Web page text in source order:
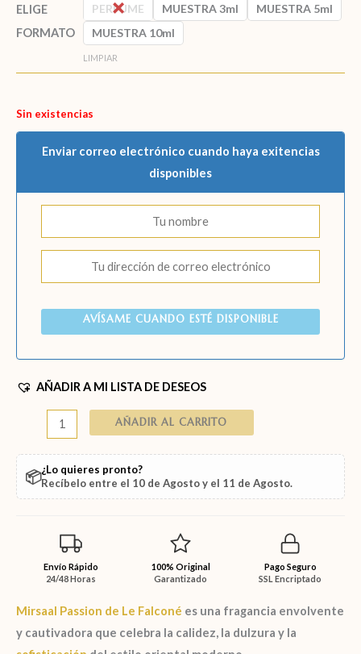
ELIGE
FORMATO
PERFUME MUESTRA 3ml
MUESTRA 5ml
MUESTRA 10ml
LIMPIAR
Sin existencias
Enviar correo electrónico cuando haya exitencias
disponibles
AVÍSAME CUANDO ESTÉ DISPONIBLE
AÑADIR A MI LISTA DE DESEOS
AÑADIR AL CARRITO
📦¿Lo quieres pronto?
Recíbelo entre el 10 de Agostoy el 11 de Agosto.
Envío Rápido
24/48 Horas
100% Original
Garantizado
Pago Seguro
SSL Encriptado
Mirsaal Passion de Le Falconé es una fragancia envolvente
y cautivadora que celebra la calidez, la dulzura y la